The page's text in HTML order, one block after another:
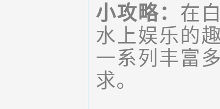
小攻略： 在
水上娱乐的
一系列丰富
求。